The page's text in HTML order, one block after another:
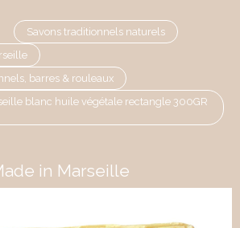
Savons traditionnels naturels
barres & rouleaux
blanc huile végétale rectangle 300GR
in Marseille